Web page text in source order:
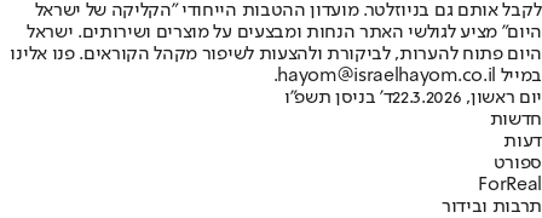
לקבל אותם גם בניוזלטר. מועדון ההטבות הייחודי "הקליקה של ישראל
היום" מציע לגולשי האתר הנחות ומבצעים על מוצרים ושירותים. ישראל
היום פתוח להערות, לביקורת ולהצעות לשיפור מקהל הקוראים. פנו אלינו
במייל hayom@israelhayom.co.il.
יום ראשון, 22.3.2026
ד' בניסן תשפ"ו
חדשות
דעות
ספורט
ForReal
תרבות ובידור